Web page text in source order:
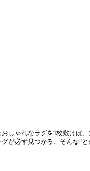
しゃれなラグを1枚敷けば
が必ず見つかる、そんな"